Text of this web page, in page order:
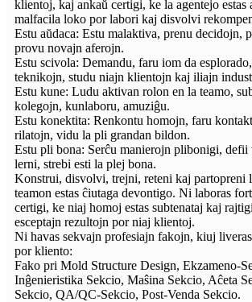
klientoj, kaj ankaŭ certigi, ke la agentejo estas
malfacila loko por labori kaj disvolvi
Estu aŭdaca: Estu malaktiva, prenu decidojn,
provu novajn aferojn.
Estu scivola: Demandu, faru iom da
teknikojn, studu niajn klientojn kaj iliajn
Estu kune: Ludu aktivan rolon en la teamo,
kolegojn, kunlaboru, amuziĝu.
Estu konektita: Renkontu homojn, faru
rilatojn, vidu la pli grandan bildon.
Estu pli bona: Serĉu manierojn plibonigi, defii
lerni, strebi esti la plej bona.
Konstrui, disvolvi, trejni, reteni kaj partopreni
teamon estas ĉiutaga devontigo. Ni laboras
certigi, ke niaj homoj estas subtenataj kaj
esceptajn rezultojn por niaj klientoj.
Ni havas sekvajn profesiajn fakojn, kiuj
por kliento:
Fako pri Mold Structure Design, Ekzameno-
Inĝenieristika Sekcio, Maŝina Sekcio, Aĉeta
Sekcio, QA/QC-Sekcio, Post-Venda Sekcio.